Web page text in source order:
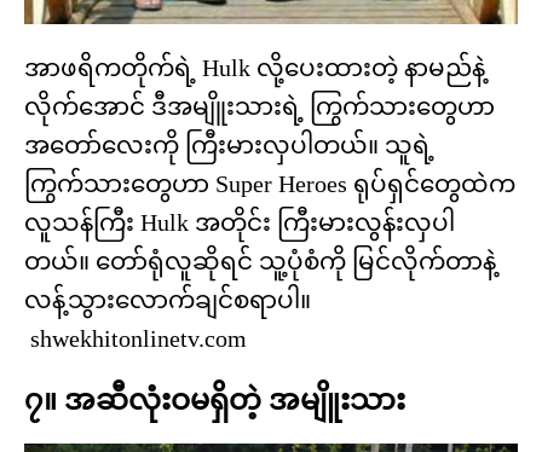
အာဖရိကတိုက်ရဲ့ Hulk လို့ပေးထားတဲ့ နာမည်နဲ့
လိုက်အောင် ဒီအမျိူးသားရဲ့ ကြွက်သားတွေဟာ
အတော်လေးကို ကြီးမားလှပါတယ်။ သူရဲ့
ကြွက်သားတွေဟာ Super Heroes ရုပ်ရှင်တွေထဲက
လူသန်ကြီး Hulk အတိုင်း ကြီးမားလွန်းလှပါ
တယ်။ တော်ရုံလူဆိုရင် သူ့ပုံစံကို မြင်လိုက်တာနဲ့
လန့်သွားလောက်ချင်စရာပါ။
shwekhitonlinetv.com
၇။ အဆီလုံးဝမရှိတဲ့ အမျိူးသား